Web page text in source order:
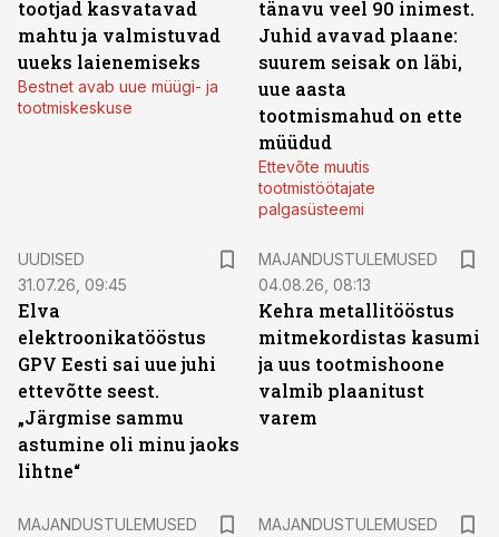
tootjad kasvatavad
mahtu ja valmistuvad
uueks laienemiseks
Bestnet avab uue müügi- ja
tootmiskeskuse
tänavu veel 90 inimest.
Juhid avavad plaane:
suurem seisak on läbi,
uue aasta
tootmismahud on ette
müüdud
Ettevõte muutis
tootmistöötajate
palgasüsteemi
UUDISED
31.07.26, 09:45
Elva
elektroonikatööstus
GPV Eesti sai uue juhi
ettevõtte seest.
„Järgmise sammu
astumine oli minu jaoks
lihtne“
MAJANDUSTULEMUSED
04.08.26, 08:13
Kehra metallitööstus
mitmekordistas kasumi
ja uus tootmishoone
valmib plaanitust
varem
MAJANDUSTULEMUSED MAJANDUSTULEMUSED